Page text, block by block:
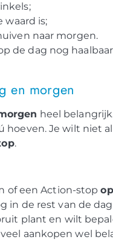
waard is;
naar morgen.
de dag nog
en morgen
heel
Je wilt niet
.
of een Action-stop
in de rest van de
plant en wilt
aankopen wel